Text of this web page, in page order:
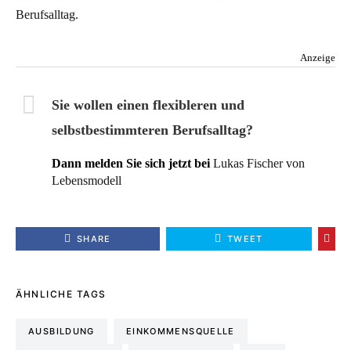
Berufsalltag.
Anzeige
Sie wollen einen flexibleren und
selbstbestimmteren Berufsalltag?
Dann melden Sie sich jetzt bei Lukas Fischer von
Lebensmodell
SHARE TWEET
ÄHNLICHE TAGS
AUSBILDUNG EINKOMMENSQUELLE